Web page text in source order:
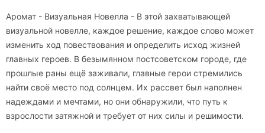
Аромат - Визуальная Новелла - В этой захватывающей
визуальной новелле, каждое решение, каждое слово может
изменить ход повествования и определить исход жизней
главных героев. В безымянном постсоветском городе, где
прошлые раны ещё заживали, главные герои стремились
найти своё место под солнцем. Их рассвет был наполнен
надеждами и мечтами, но они обнаружили, что путь к
взрослости затяжной и требует от них силы и решимости.